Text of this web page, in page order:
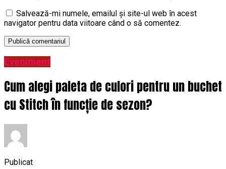
Salvează-mi numele, emailul și site-ul web în acest
navigator pentru data viitoare când o să comentez.
Eveniment
Cum alegi paleta de culori pentru un buchet
cu Stitch în funcție de sezon?
Publicat